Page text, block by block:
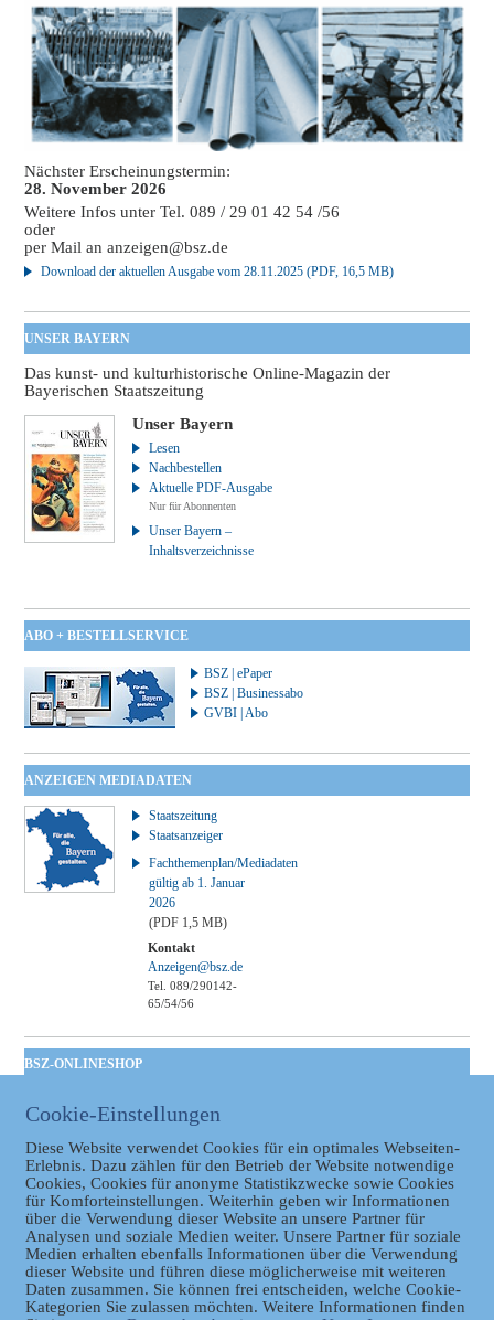
Nächster Erscheinungstermin:
28. November 2026
Weitere Infos unter Tel. 089 / 29 01 42 54 /56
oder
per Mail ananzeigen@bsz.de
Download der aktuellen Ausgabe vom 28.11.2025 (PDF, 16,5 MB)
UNSER BAYERN
Das kunst- und kulturhistorische Online-Magazin der
Bayerischen Staatszeitung
Unser Bayern
Lesen
Nachbestellen
Aktuelle PDF-Ausgabe
Nur für Abonnenten
Unser Bayern –
Inhaltsverzeichnisse
ABO + BESTELLSERVICE
BSZ | ePaper
BSZ | Businessabo
GVBI | Abo
ANZEIGEN MEDIADATEN
Staatszeitung
Staatsanzeiger
Fachthemenplan/Mediadaten
gültig ab 1. Januar
2026
(PDF 1,5 MB)
Kontakt
Anzeigen@bsz.de
Tel. 089/290142-
65/54/56
BSZ-ONLINESHOP
Taschenbuch
GVBl | Einbanddecke
Datenschutz
Cookie-Einstellungen
Diese Website verwendet Cookies für ein optimales Webseiten-
Erlebnis. Dazu zählen für den Betrieb der Website notwendige
Cookies, Cookies für anonyme Statistikzwecke sowie Cookies
für Komforteinstellungen. Weiterhin geben wir Informationen
über die Verwendung dieser Website an unsere Partner für
Analysen und soziale Medien weiter. Unsere Partner für soziale
Medien erhalten ebenfalls Informationen über die Verwendung
dieser Website und führen diese möglicherweise mit weiteren
Daten zusammen. Sie können frei entscheiden, welche Cookie-
Kategorien Sie zulassen möchten. Weitere Informationen finden